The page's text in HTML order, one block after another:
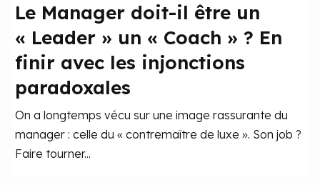
Le Manager doit-il être un
« Leader » un « Coach » ? En
finir avec les injonctions
paradoxales
On a longtemps vécu sur une image rassurante du
manager : celle du « contremaître de luxe ». Son job ?
Faire tourner...